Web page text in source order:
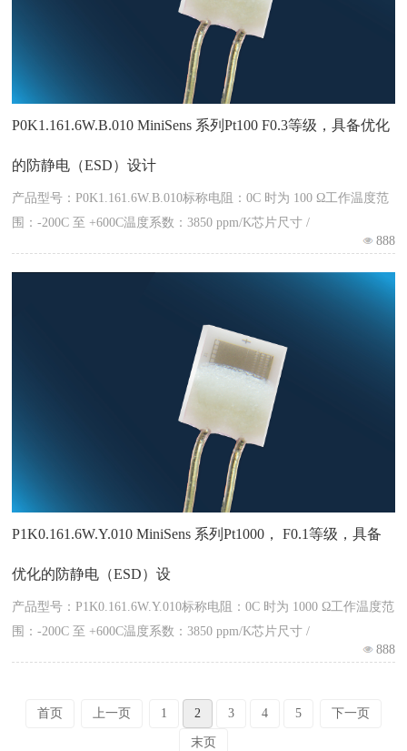
P0K1.161.6W.B.010 MiniSens 系列Pt100 F0.3等级，具备优化
的防静电（ESD）设计
产品型号：P0K1.161.6W.B.010标称电阻：0C 时为 100 Ω工作温度范
围：-200C 至 +600C温度系数：3850 ppm/K芯片尺寸 /
888
P1K0.161.6W.Y.010 MiniSens 系列Pt1000， F0.1等级，具备
优化的防静电（ESD）设
产品型号：P1K0.161.6W.Y.010标称电阻：0C 时为 1000 Ω工作温度范
围：-200C 至 +600C温度系数：3850 ppm/K芯片尺寸 /
888
首页 上一页 1 2 3 4 5 下一页
末页